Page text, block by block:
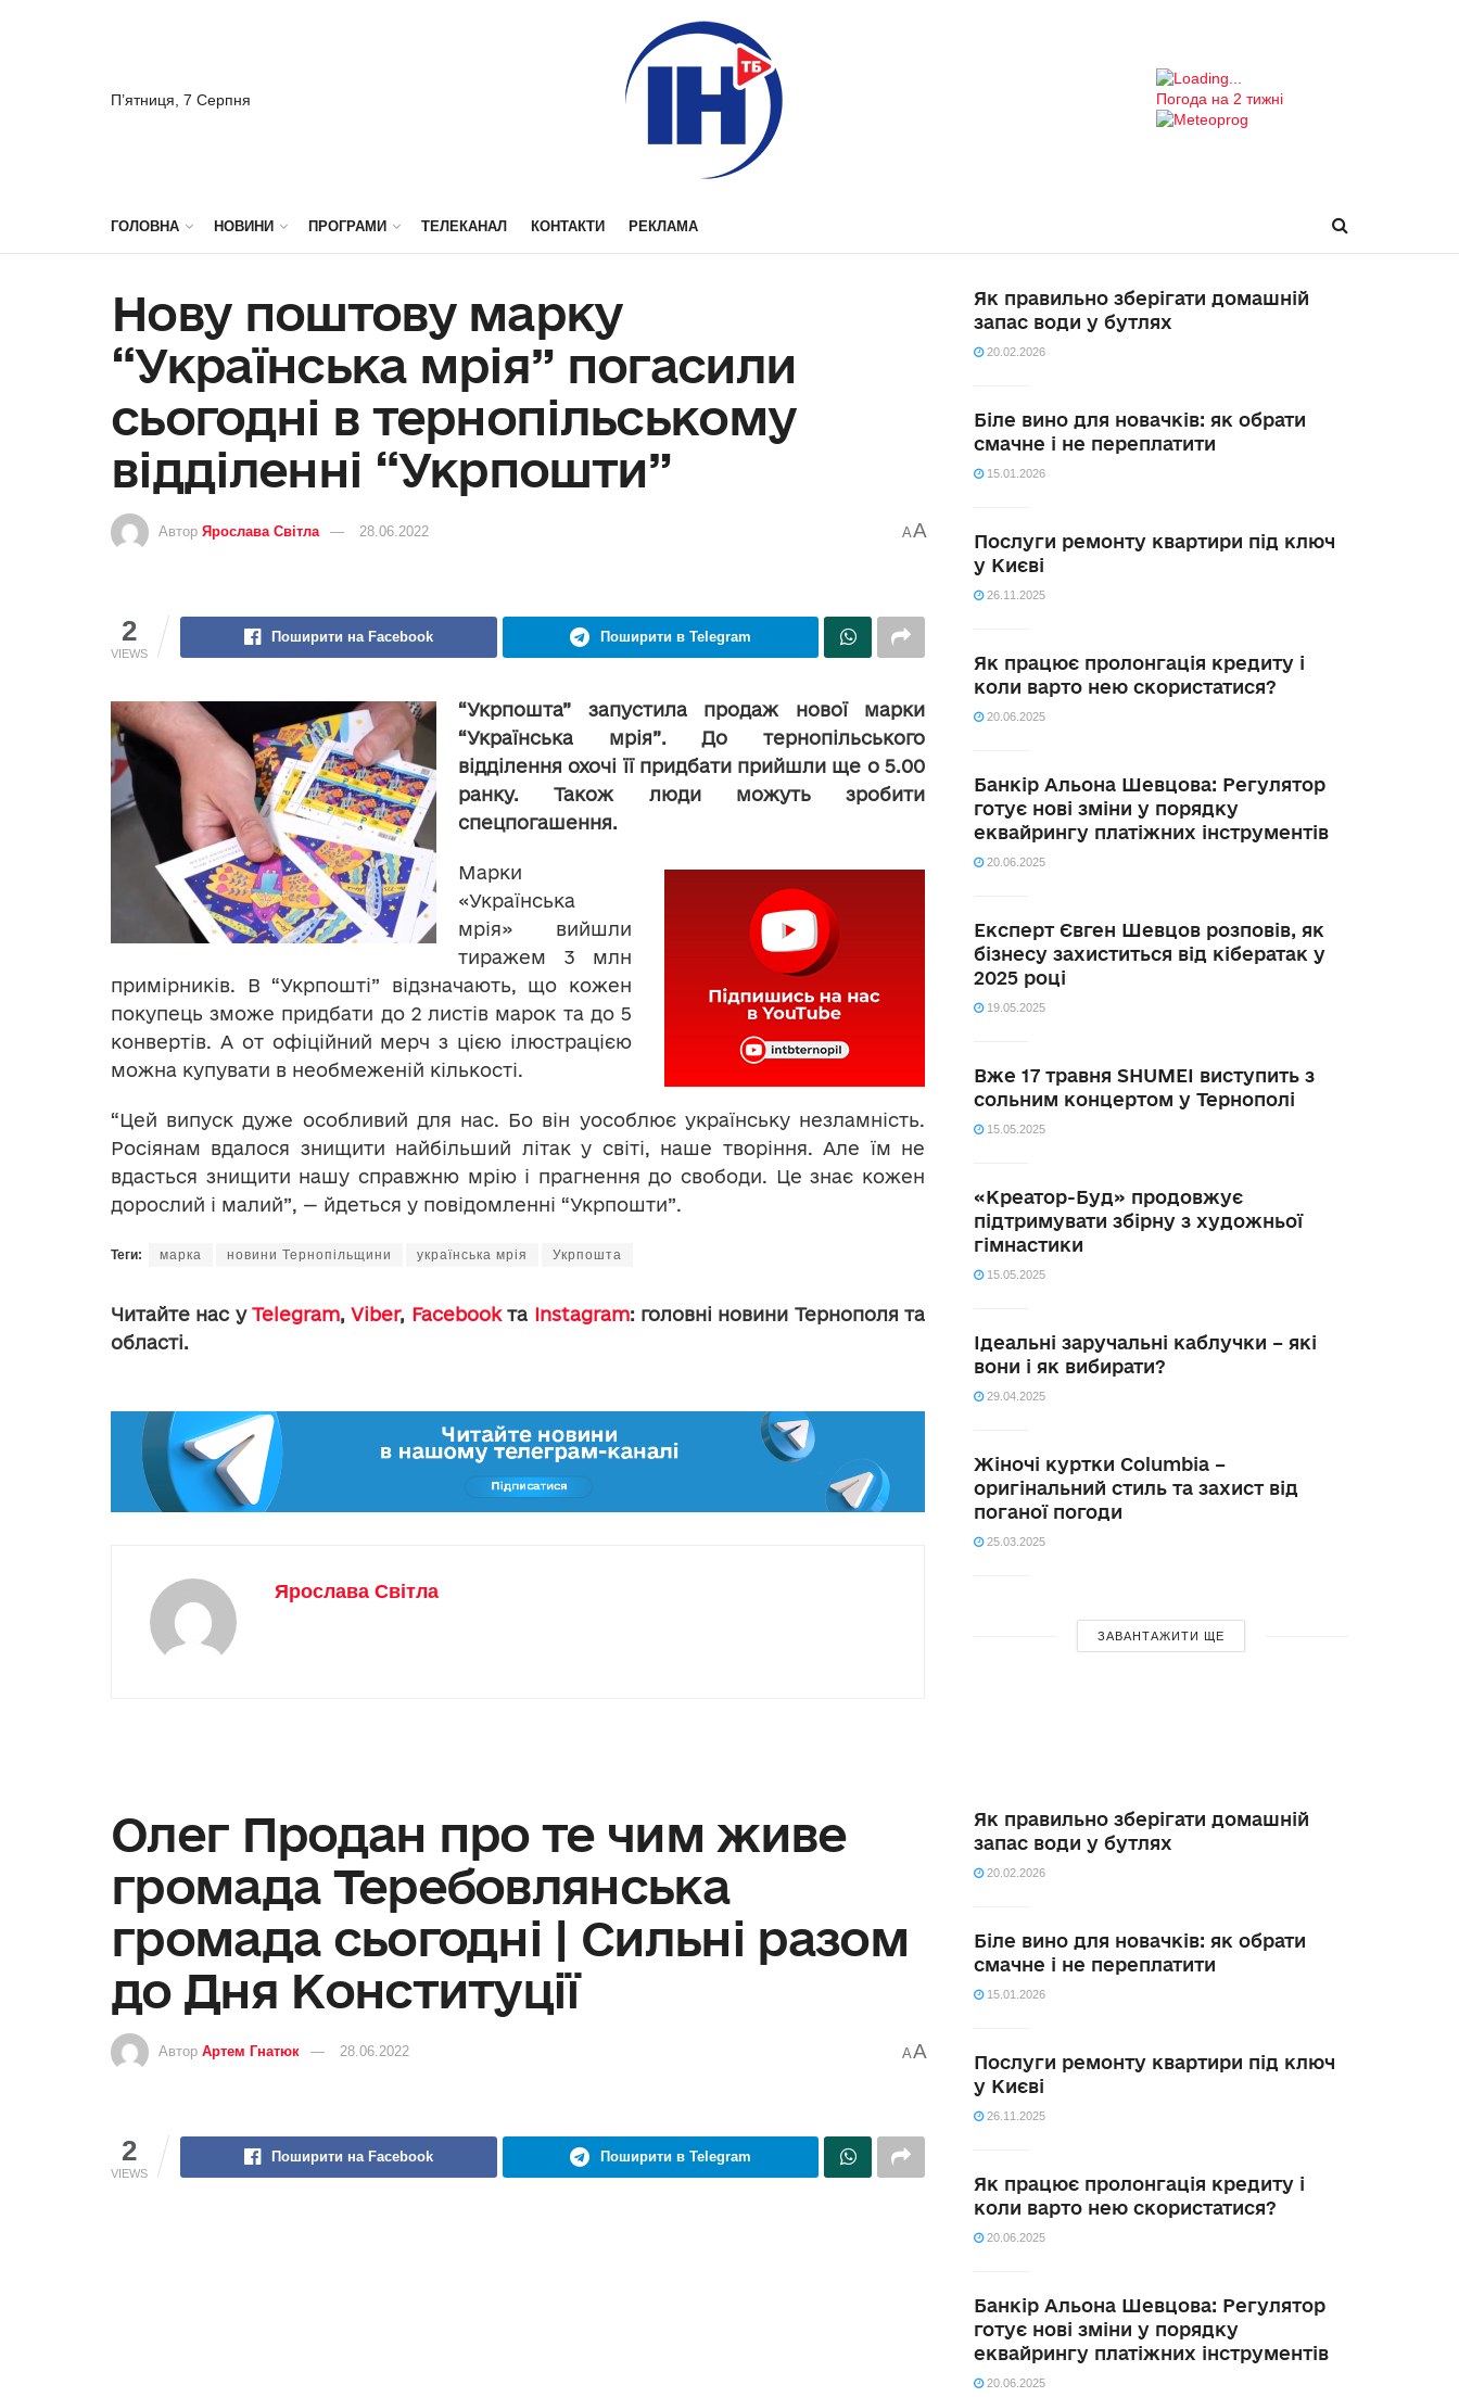
П’ятниця, 7 Серпня Погода на 2 тижні
ГОЛОВНА НОВИНИ ПРОГРАМИ ТЕЛЕКАНАЛ КОНТАКТИ РЕКЛАМА
Нову поштову марку
“Українська мрія” погасили
сьогодні в тернопільському
відділенні “Укрпошти”
Автор Ярослава Світла 28.06.2022 AA
2
VIEWS
Поширити на Facebook Поширити в Telegram
“Укрпошта” запустила продаж нової марки
“Українська мрія”. До тернопільського
відділення охочі її придбати прийшли ще о 5.00
ранку. Також люди можуть зробити
спецпогашення.
Марки
«Українська
мрія» вийшли
тиражем 3 млн
примірників. В “Укрпошті” відзначають, що кожен
покупець зможе придбати до 2 листів марок та до 5
конвертів. А от офіційний мерч з цією ілюстрацією
можна купувати в необмеженій кількості.
“Цей випуск дуже особливий для нас. Бо він уособлює українську незламність.
Росіянам вдалося знищити найбільший літак у світі, наше творіння. Але їм не
вдасться знищити нашу справжню мрію і прагнення до свободи. Це знає кожен
дорослий і малий”, — йдеться у повідомленні “Укрпошти”.
Теги: марка новини Тернопільщини українська мрія Укрпошта
Читайте нас уTelegram,Viber, Facebookта Instagram: головні новини Тернополя та
області.
Ярослава Світла
Як правильно зберігати домашній
запас води у бутлях
20.02.2026
Біле вино для новачків: як обрати
смачне і не переплатити
15.01.2026
Послуги ремонту квартири під ключ
у Києві
26.11.2025
Як працює пролонгація кредиту і
коли варто нею скористатися?
20.06.2025
Банкір Альона Шевцова: Регулятор
готує нові зміни у порядку
еквайрингу платіжних інструментів
20.06.2025
Експерт Євген Шевцов розповів, як
бізнесу захиститься від кібератак у
2025 році
19.05.2025
Вже 17 травня SHUMEI виступить з
сольним концертом у Тернополі
15.05.2025
«Креатор-Буд» продовжує
підтримувати збірну з художньої
гімнастики
15.05.2025
Ідеальні заручальні каблучки – які
вони і як вибирати?
29.04.2025
Жіночі куртки Columbia –
оригінальний стиль та захист від
поганої погоди
25.03.2025
ЗАВАНТАЖИТИ ЩЕ
Олег Продан про те чим живе
громада Теребовлянська
громада сьогодні | Сильні разом
до Дня Конституції
Автор Артем Гнатюк 28.06.2022 AA
2
VIEWS
Поширити на Facebook Поширити в Telegram
Як правильно зберігати домашній
запас води у бутлях
20.02.2026
Біле вино для новачків: як обрати
смачне і не переплатити
15.01.2026
Послуги ремонту квартири під ключ
у Києві
26.11.2025
Як працює пролонгація кредиту і
коли варто нею скористатися?
20.06.2025
Банкір Альона Шевцова: Регулятор
готує нові зміни у порядку
еквайрингу платіжних інструментів
20.06.2025